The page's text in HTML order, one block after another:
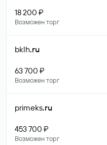
18 200 ₽
Возможен торг
bklh.ru
63 700 ₽
Возможен торг
primeks.ru
453 700 ₽
Возможен торг